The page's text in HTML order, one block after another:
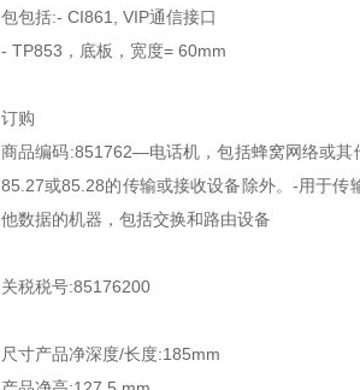
包包括:- CI861, VIP通信接口
- TP853，底板，宽度= 60mm
订购
商品编码:851762—电话机，包括蜂窝网络或其
85.27或85.28的传输或接收设备除外。-用于传
他数据的机器，包括交换和路由设备
关税税号:85176200
尺寸产品净深度/长度:185mm